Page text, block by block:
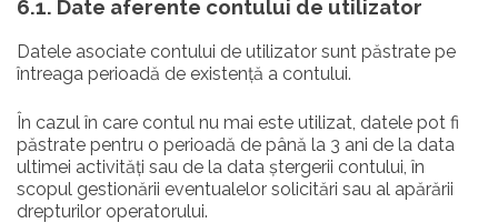
6.1. Date aferente contului de utilizator
Datele asociate contului de utilizator sunt păstrate pe
întreaga perioadă de existență a contului.
În cazul în care contul nu mai este utilizat, datele pot fi
păstrate pentru o perioadă de până la 3 ani de la data
ultimei activități sau de la data ștergerii contului, în
scopul gestionării eventualelor solicitări sau al apărării
drepturilor operatorului.